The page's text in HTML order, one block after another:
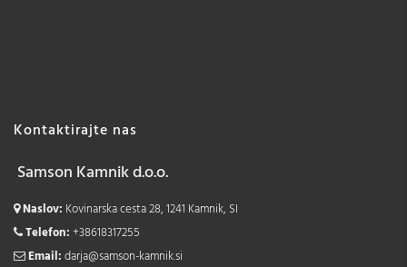
Kontaktirajte nas
Samson Kamnik d.o.o.
Naslov: Kovinarska cesta 28, 1241 Kamnik, SI
Telefon:+38618317255
Email:darja@samson-kamnik.si